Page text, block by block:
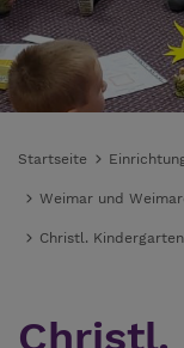
Startseite
Weimar und
Christl.
Christl.